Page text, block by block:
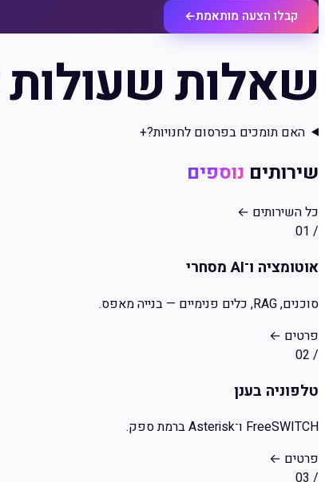
קבלו הצעה מותאמת←
שאלות שעולות
האם תומכים בפרסום לחנויות?+
שירותים נוספים
כל השירותים ←
/
01
אוטומציה ו־AI מסחרי
סוכנים, RAG, כלים פנימיים — בנייה מאפס.
פרטים ←
/
02
טלפוניה בענן
FreeSWITCH ו־Asterisk ברמת ספק.
פרטים ←